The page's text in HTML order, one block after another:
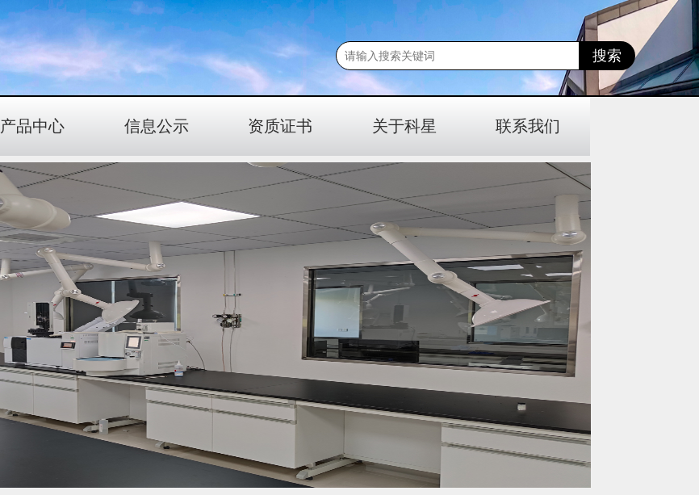
产品中心 信息公示 资质证书 关于科星 联系我们